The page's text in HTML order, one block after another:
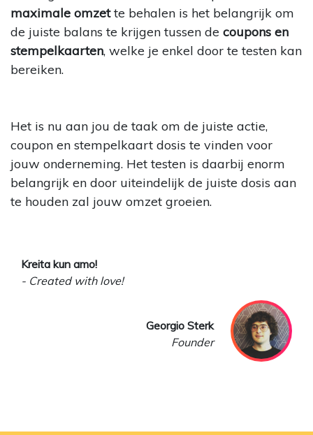
maximale omzette behalen is het belangrijk om
de juiste balans te krijgen tussen de coupons en
stempelkaarten, welke je enkel door te testen kan
bereiken.
Het is nu aan jou de taak om de juiste actie,
coupon en stempelkaart dosis te vinden voor
jouw onderneming. Het testen is daarbij enorm
belangrijk en door uiteindelijk de juiste dosis aan
te houden zal jouw omzet groeien.
Kreita kun amo!
- Created with love!
Georgio Sterk
Founder